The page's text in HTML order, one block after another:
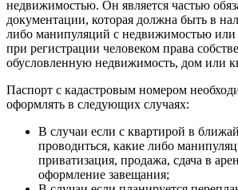
недвижимостью. Он является частью
документации, которая должна быть в
либо манипуляций с недвижимостью или
при регистрации человеком права
обусловленную недвижимость, дом или
Паспорт с кадастровым номером
оформлять в следующих случаях:
В случаи если с квартирой в
проводиться, какие либо
приватизация, продажа, сдача в
оформление завещания;